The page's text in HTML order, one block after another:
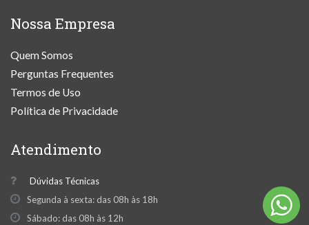
Nossa Empresa
Quem Somos
Perguntas Frequentes
Termos de Uso
Política de Privacidade
Atendimento
Dúvidas Técnicas
Segunda à sexta: das 08h às 18h
Sábado: das 08h às 12h